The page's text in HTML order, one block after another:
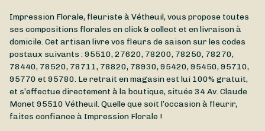
Impression Florale, fleuriste à Vétheuil, vous propose toutes
ses compositions florales en click & collect et en livraison à
domicile. Cet artisan livre vos fleurs de saison sur les codes
postaux suivants : 95510, 27620, 78200, 78250, 78270,
78440, 78520, 78711, 78820, 78930, 95420, 95450, 95710,
95770 et 95780. Le retrait en magasin est lui 100% gratuit,
et s’effectue directement à la boutique, située34 Av. Claude
Monet 95510 Vétheuil. Quelle que soit l’occasion à fleurir,
faites confiance à Impression Florale !